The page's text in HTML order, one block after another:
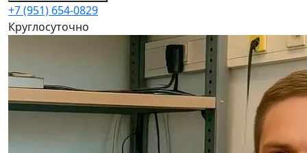
+7 (951) 654-0829
Круглосуточно